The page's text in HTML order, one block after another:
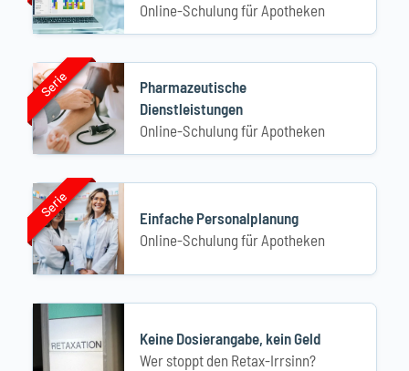
Online-Schulung für Apotheken
Serie
Serie
Pharmazeutische
Dienstleistungen
Online-Schulung für Apotheken
Serie
Serie
Einfache Personalplanung
Online-Schulung für Apotheken
Keine Dosierangabe, kein Geld
Wer stoppt den Retax-Irrsinn?